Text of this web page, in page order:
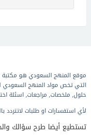
موقع المنهج السعودي هو مكتبة
التي تخص مواد المنهج السعودي
حلول, ملخصات, مراجعات, اسئلة
لأي استفسارات او طلبات لاتتردد
تستطيع أيضا طرح سؤالك